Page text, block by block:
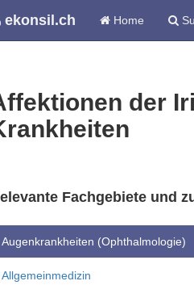
ekonsil.ch Home
der
Fachgebiete und
Augenkrankheiten (Ophthalmologie)
Allgemeinmedizin